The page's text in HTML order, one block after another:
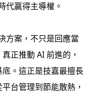
代贏得主導權。
案，不只是回應當
正推動 AI 前進的，
。這正是技嘉最擅長
台管理到節能散熱，